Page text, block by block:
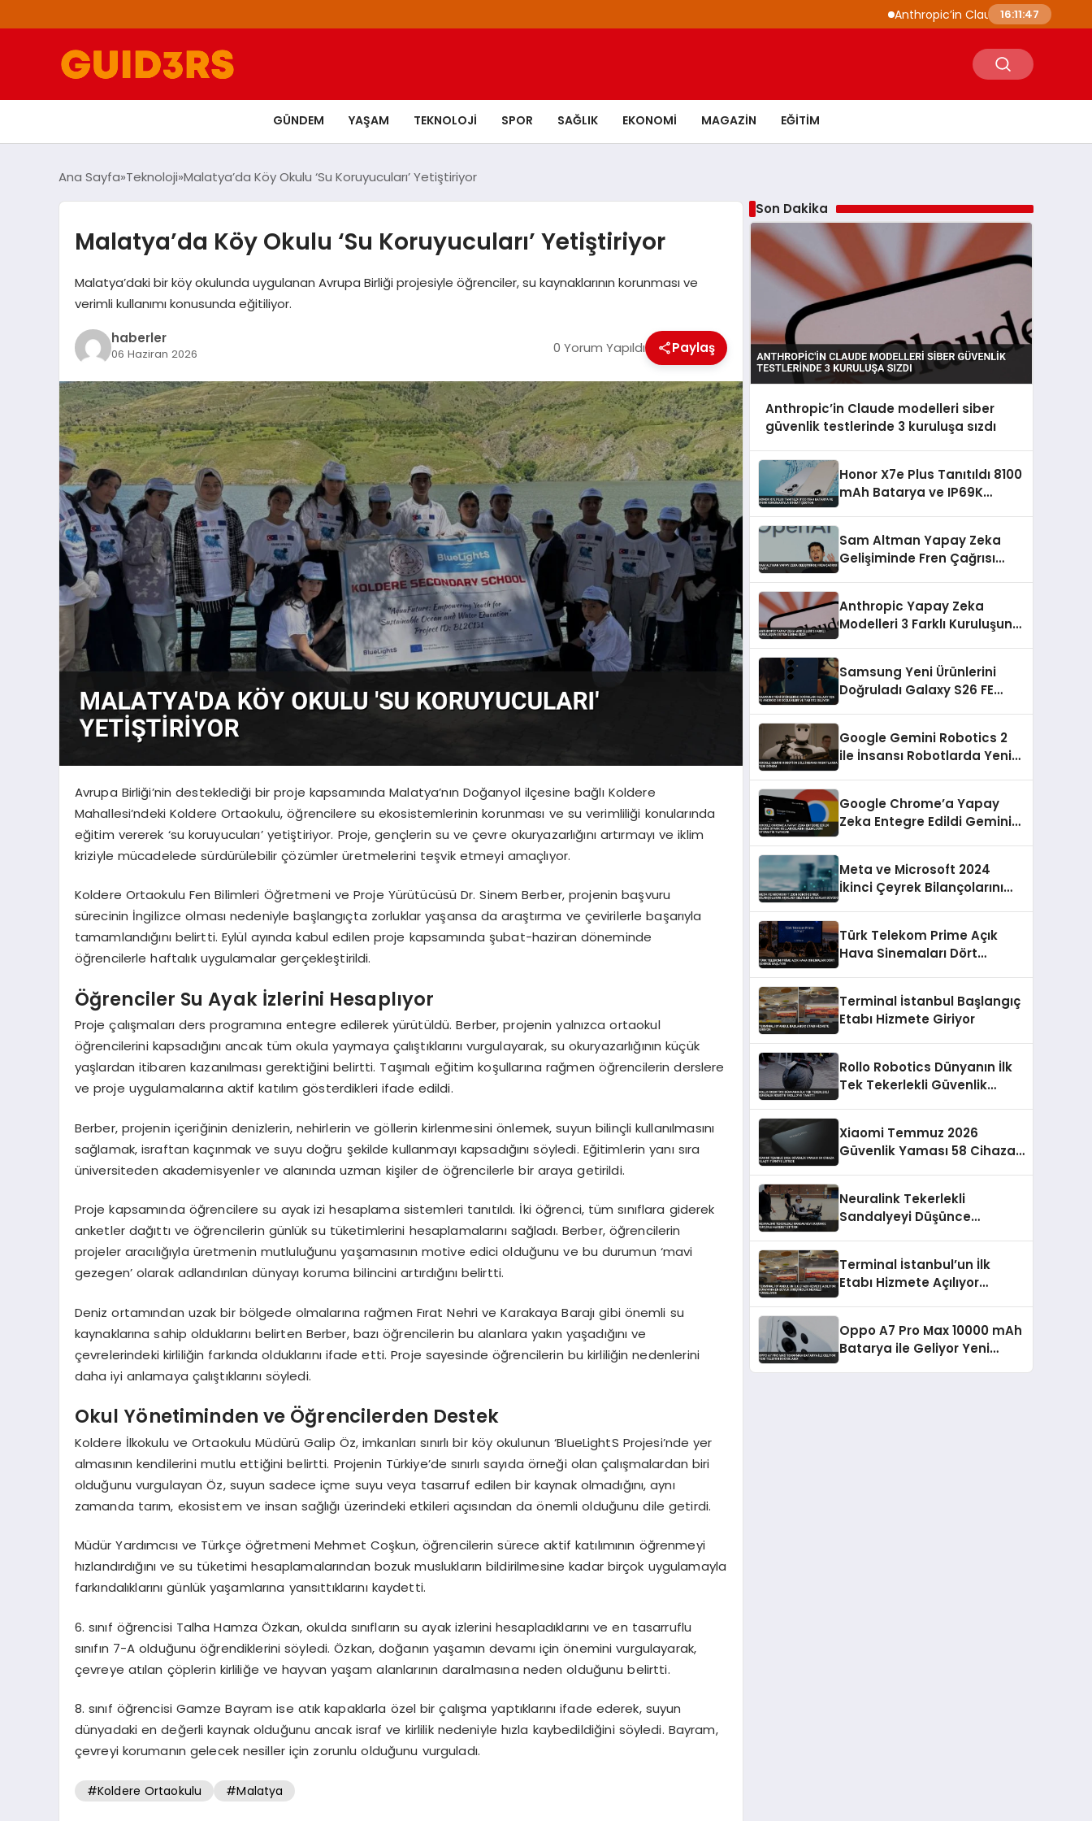
Anthropic’in Claude modelleri siber
16:11:48
GÜNDEM YAŞAM TEKNOLOJI SPOR SAĞLIK EKONOMI MAGAZIN EĞITIM
Ana Sayfa Teknoloji Malatya’da Köy Okulu ‘Su Koruyucuları’ Yetiştiriyor
Malatya’da Köy Okulu ‘Su Koruyucuları’ Yetiştiriyor
Malatya’daki bir köy okulunda uygulanan Avrupa Birliği projesiyle öğrenciler, su kaynaklarının korunması ve
verimli kullanımı konusunda eğitiliyor.
haberler
06 Haziran 2026 0 Yorum Yapıldı Paylaş
Avrupa Birliği’nin desteklediği bir proje kapsamında Malatya’nın Doğanyol ilçesine bağlı Koldere
Mahallesi’ndeki Koldere Ortaokulu, öğrencilere su ekosistemlerinin korunması ve su verimliliği konularında
eğitim vererek ‘su koruyucuları’ yetiştiriyor. Proje, gençlerin su ve çevre okuryazarlığını artırmayı ve iklim
kriziyle mücadelede sürdürülebilir çözümler üretmelerini teşvik etmeyi amaçlıyor.
Koldere Ortaokulu Fen Bilimleri Öğretmeni ve Proje Yürütücüsü Dr. Sinem Berber, projenin başvuru
sürecinin İngilizce olması nedeniyle başlangıçta zorluklar yaşansa da araştırma ve çevirilerle başarıyla
tamamlandığını belirtti. Eylül ayında kabul edilen proje kapsamında şubat-haziran döneminde
öğrencilerle haftalık uygulamalar gerçekleştirildi.
Öğrenciler Su Ayak İzlerini Hesaplıyor
Proje çalışmaları ders programına entegre edilerek yürütüldü. Berber, projenin yalnızca ortaokul
öğrencilerini kapsadığını ancak tüm okula yaymaya çalıştıklarını vurgulayarak, su okuryazarlığının küçük
yaşlardan itibaren kazanılması gerektiğini belirtti. Taşımalı eğitim koşullarına rağmen öğrencilerin derslere
ve proje uygulamalarına aktif katılım gösterdikleri ifade edildi.
Berber, projenin içeriğinin denizlerin, nehirlerin ve göllerin kirlenmesini önlemek, suyun bilinçli kullanılmasını
sağlamak, israftan kaçınmak ve suyu doğru şekilde kullanmayı kapsadığını söyledi. Eğitimlerin yanı sıra
üniversiteden akademisyenler ve alanında uzman kişiler de öğrencilerle bir araya getirildi.
Proje kapsamında öğrencilere su ayak izi hesaplama sistemleri tanıtıldı. İki öğrenci, tüm sınıflara giderek
anketler dağıttı ve öğrencilerin günlük su tüketimlerini hesaplamalarını sağladı. Berber, öğrencilerin
projeler aracılığıyla üretmenin mutluluğunu yaşamasının motive edici olduğunu ve bu durumun ‘mavi
gezegen’ olarak adlandırılan dünyayı koruma bilincini artırdığını belirtti.
Deniz ortamından uzak bir bölgede olmalarına rağmen Fırat Nehri ve Karakaya Barajı gibi önemli su
kaynaklarına sahip olduklarını belirten Berber, bazı öğrencilerin bu alanlara yakın yaşadığını ve
çevrelerindeki kirliliğin farkında olduklarını ifade etti. Proje sayesinde öğrencilerin bu kirliliğin nedenlerini
daha iyi anlamaya çalıştıklarını söyledi.
Okul Yönetiminden ve Öğrencilerden Destek
Koldere İlkokulu ve Ortaokulu Müdürü Galip Öz, imkanları sınırlı bir köy okulunun ‘BlueLightS Projesi’nde yer
almasının kendilerini mutlu ettiğini belirtti. Projenin Türkiye’de sınırlı sayıda örneği olan çalışmalardan biri
olduğunu vurgulayan Öz, suyun sadece içme suyu veya tasarruf edilen bir kaynak olmadığını, aynı
zamanda tarım, ekosistem ve insan sağlığı üzerindeki etkileri açısından da önemli olduğunu dile getirdi.
Müdür Yardımcısı ve Türkçe öğretmeni Mehmet Coşkun, öğrencilerin sürece aktif katılımının öğrenmeyi
hızlandırdığını ve su tüketimi hesaplamalarından bozuk muslukların bildirilmesine kadar birçok uygulamayla
farkındalıklarını günlük yaşamlarına yansıttıklarını kaydetti.
6. sınıf öğrencisi Talha Hamza Özkan, okulda sınıfların su ayak izlerini hesapladıklarını ve en tasarruflu
sınıfın 7-A olduğunu öğrendiklerini söyledi. Özkan, doğanın yaşamın devamı için önemini vurgulayarak,
çevreye atılan çöplerin kirliliğe ve hayvan yaşam alanlarının daralmasına neden olduğunu belirtti.
8. sınıf öğrencisi Gamze Bayram ise atık kapaklarla özel bir çalışma yaptıklarını ifade ederek, suyun
dünyadaki en değerli kaynak olduğunu ancak israf ve kirlilik nedeniyle hızla kaybedildiğini söyledi. Bayram,
çevreyi korumanın gelecek nesiller için zorunlu olduğunu vurguladı.
#Koldere Ortaokulu #Malatya
Son Dakika
Anthropic’in Claude modelleri siber
güvenlik testlerinde 3 kuruluşa sızdı
Honor X7e Plus Tanıtıldı 8100
mAh Batarya ve IP69K
Sam Altman Yapay Zeka
Gelişiminde Fren Çağrısı
Anthropic Yapay Zeka
Modelleri 3 Farklı Kuruluşun
Samsung Yeni Ürünlerini
Doğruladı Galaxy S26 FE
Google Gemini Robotics 2
ile İnsansı Robotlarda Yeni
Google Chrome’a Yapay
Zeka Entegre Edildi Gemini
Yapacak
Meta ve Microsoft 2024
İkinci Çeyrek Bilançolarını
Türk Telekom Prime Açık
Hava Sinemaları Dört
Terminal İstanbul Başlangıç
Etabı Hizmete Giriyor
Rollo Robotics Dünyanın İlk
Tek Tekerlekli Güvenlik
Xiaomi Temmuz 2026
Güvenlik Yaması 58 Cihaza
Neuralink Tekerlekli
Sandalyeyi Düşünce
Terminal İstanbul’un İlk
Etabı Hizmete Açılıyor
Yükseliyor
Oppo A7 Pro Max 10000 mAh
Batarya ile Geliyor Yeni